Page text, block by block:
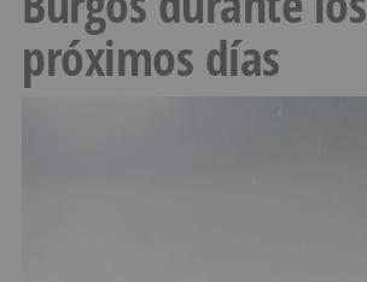
próximos días